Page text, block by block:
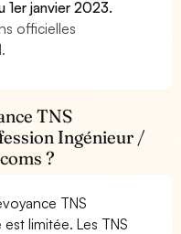
1er janvier 2023.
officielles
TNS
Ingénieur /
?
TNS
limitée. Les TNS